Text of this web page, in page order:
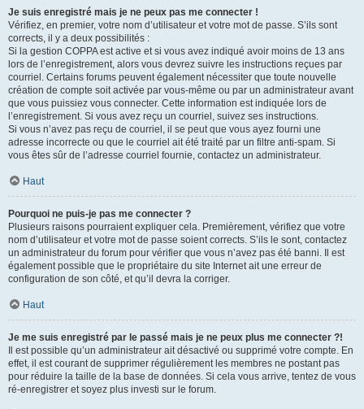
Je suis enregistré mais je ne peux pas me connecter !
Vérifiez, en premier, votre nom d’utilisateur et votre mot de passe. S’ils sont
corrects, il y a deux possibilités :
Si la gestion COPPA est active et si vous avez indiqué avoir moins de 13 ans
lors de l’enregistrement, alors vous devrez suivre les instructions reçues par
courriel. Certains forums peuvent également nécessiter que toute nouvelle
création de compte soit activée par vous-même ou par un administrateur avant
que vous puissiez vous connecter. Cette information est indiquée lors de
l’enregistrement. Si vous avez reçu un courriel, suivez ses instructions.
Si vous n’avez pas reçu de courriel, il se peut que vous ayez fourni une
adresse incorrecte ou que le courriel ait été traité par un filtre anti-spam. Si
vous êtes sûr de l’adresse courriel fournie, contactez un administrateur.
Haut
Pourquoi ne puis-je pas me connecter ?
Plusieurs raisons pourraient expliquer cela. Premièrement, vérifiez que votre
nom d’utilisateur et votre mot de passe soient corrects. S’ils le sont, contactez
un administrateur du forum pour vérifier que vous n’avez pas été banni. Il est
également possible que le propriétaire du site Internet ait une erreur de
configuration de son côté, et qu’il devra la corriger.
Haut
Je me suis enregistré par le passé mais je ne peux plus me connecter ?!
Il est possible qu’un administrateur ait désactivé ou supprimé votre compte. En
effet, il est courant de supprimer régulièrement les membres ne postant pas
pour réduire la taille de la base de données. Si cela vous arrive, tentez de vous
ré-enregistrer et soyez plus investi sur le forum.